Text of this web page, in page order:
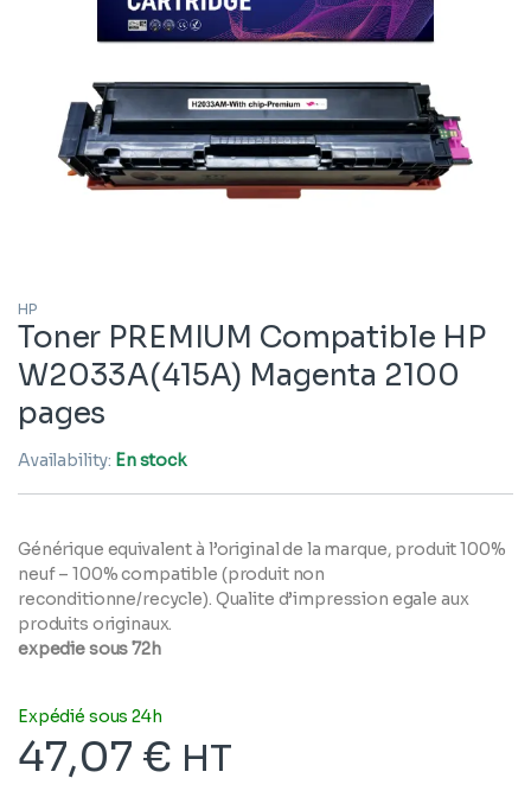
HP
Toner PREMIUM Compatible HP
W2033A(415A) Magenta 2100
pages
Availability: En stock
Générique equivalent à l’original de la marque, produit 100%
neuf – 100% compatible (produit non
reconditionne/recycle). Qualite d’impression egale aux
produits originaux.
expedie sous 72h
Expédié sous 24h
47,07 € HT